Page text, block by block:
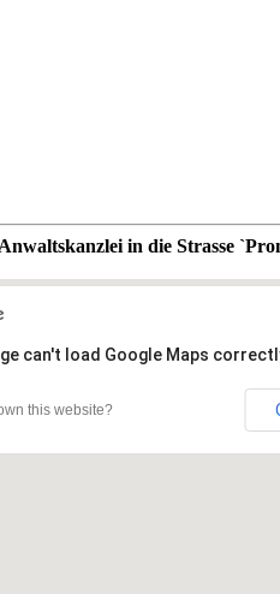
in die Strasse
can't load Google Maps
this website?